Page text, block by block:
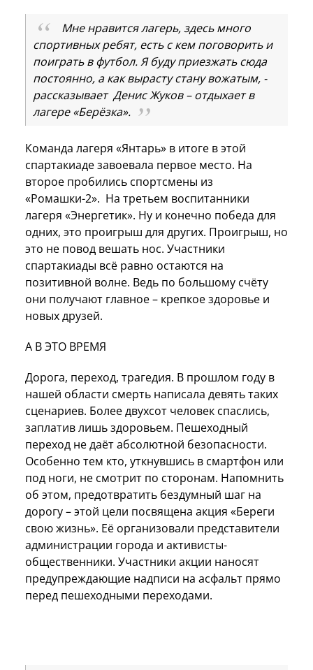
Мне нравится лагерь, здесь много
спортивных ребят, есть с кем поговорить и
поиграть в футбол. Я буду приезжать сюда
постоянно, а как вырасту стану вожатым, -
рассказывает Денис Жуков – отдыхает в
лагере «Берёзка».
Команда лагеря «Янтарь» в итоге в этой
спартакиаде завоевала первое место. На
второе пробились спортсмены из
«Ромашки-2». На третьем воспитанники
лагеря «Энергетик». Ну и конечно победа для
одних, это проигрыш для других. Проигрыш, но
это не повод вешать нос. Участники
спартакиады всё равно остаются на
позитивной волне. Ведь по большому счёту
они получают главное – крепкое здоровье и
новых друзей.
А В ЭТО ВРЕМЯ
Дорога, переход, трагедия. В прошлом году в
нашей области смерть написала девять таких
сценариев. Более двухсот человек спаслись,
заплатив лишь здоровьем. Пешеходный
переход не даёт абсолютной безопасности.
Особенно тем кто, уткнувшись в смартфон или
под ноги, не смотрит по сторонам. Напомнить
об этом, предотвратить бездумный шаг на
дорогу – этой цели посвящена акция «Береги
свою жизнь». Её организовали представители
администрации города и активисты-
общественники. Участники акции наносят
предупреждающие надписи на асфальт прямо
перед пешеходными переходами.